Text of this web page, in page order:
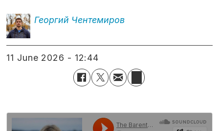
Георгий Чентемиров
11 June 2026 - 12:44